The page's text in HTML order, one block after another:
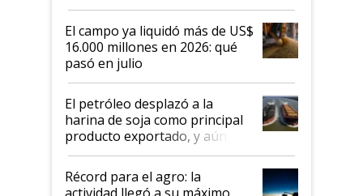
El campo ya liquidó más de US$
16.000 millones en 2026: qué
pasó en julio
El petróleo desplazó a la
harina de soja como principal
producto exportado, y aún así
el agro aportó casi seis de cada
diez dólares y sostuvo el
liderazgo en un semestre
Récord para el agro: la